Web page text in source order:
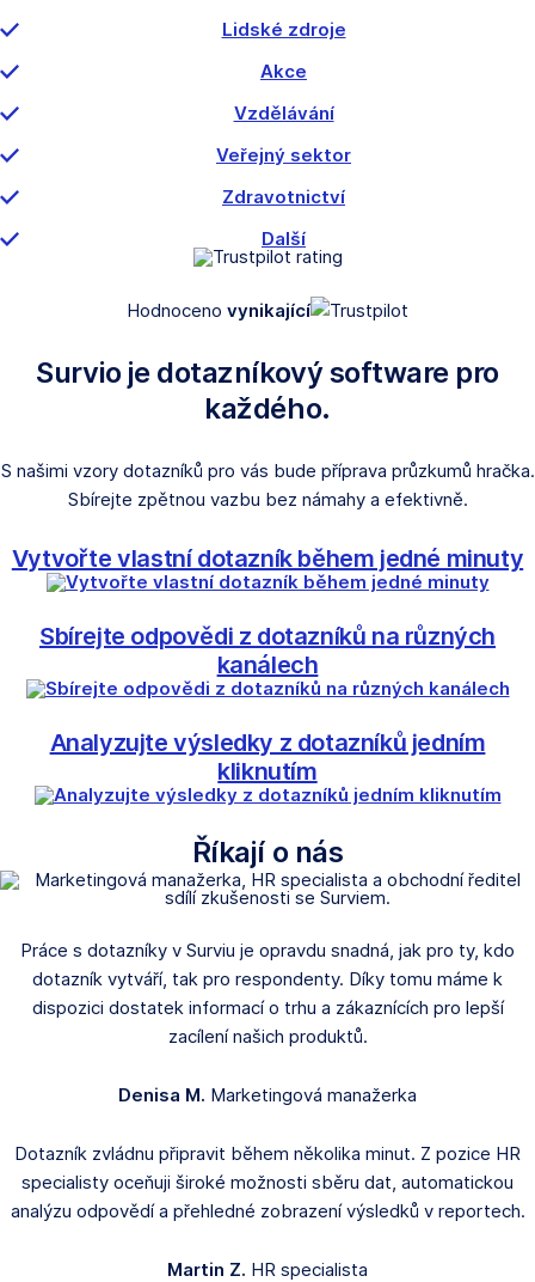
Lidské zdroje
Akce
Vzdělávání
Veřejný sektor
Zdravotnictví
Další
Hodnoceno vynikající
Survio je dotazníkový software pro
každého.
S našimi vzory dotazníků pro vás bude příprava průzkumů hračka.
Sbírejte zpětnou vazbu bez námahy a efektivně.
Vytvořte vlastní dotazník během jedné minuty
Sbírejte odpovědi z dotazníků na různých
kanálech
Analyzujte výsledky z dotazníků jedním
kliknutím
Říkají o nás
Práce s dotazníky v Surviu je opravdu snadná, jak pro ty, kdo
dotazník vytváří, tak pro respondenty. Díky tomu máme k
dispozici dostatek informací o trhu a zákaznících pro lepší
zacílení našich produktů.
Denisa M. Marketingová manažerka
Dotazník zvládnu připravit během několika minut. Z pozice HR
specialisty oceňuji široké možnosti sběru dat, automatickou
analýzu odpovědí a přehledné zobrazení výsledků v reportech.
Martin Z. HR specialista